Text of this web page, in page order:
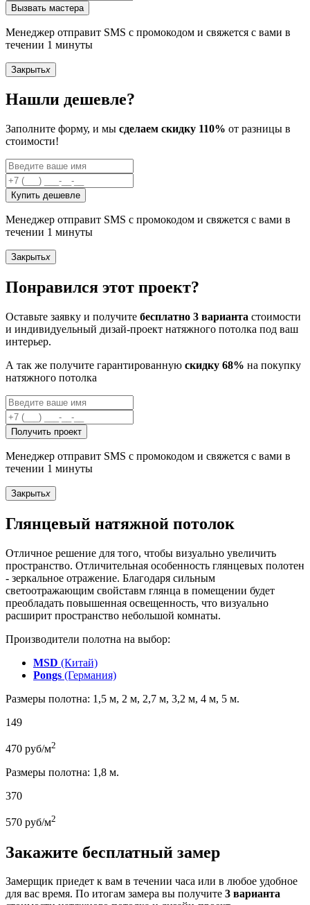
Вызвать мастера
Менеджер отправит SMS с промокодом и свяжется с вами в
течении 1 минуты
Закрытьx
Нашли дешевле?
Заполните форму, и мы сделаем скидку 110% от разницы в
стоимости!
Купить дешевле
Менеджер отправит SMS с промокодом и свяжется с вами в
течении 1 минуты
Закрытьx
Понравился этот проект?
Оставьте заявку и получите бесплатно 3 варианта стоимости
и индивидуельный дизай-проект натяжного потолка под ваш
интерьер.
А так же получите гарантированную скидку 68% на покупку
натяжного потолка
Получить проект
Менеджер отправит SMS с промокодом и свяжется с вами в
течении 1 минуты
Закрытьx
Глянцевый натяжной потолок
Отличное решение для того, чтобы визуально увеличить
пространство. Отличительная особенность глянцевых полотен
- зеркальное отражение. Благодаря сильным
светоотражающим свойставм глянца в помещении будет
преобладать повышенная освещенность, что визуально
расширит пространство небольшой комнаты.
Производители полотна на выбор:
MSD (Китай)
Pongs (Германия)
Размеры полотна: 1,5 м, 2 м, 2,7 м, 3,2 м, 4 м, 5 м.
149
470 руб/м2
Размеры полотна: 1,8 м.
370
570 руб/м2
Закажите бесплатный замер
Замерщик приедет к вам в течении часа или в любое удобное
для вас время. По итогам замера вы получите 3 варианта